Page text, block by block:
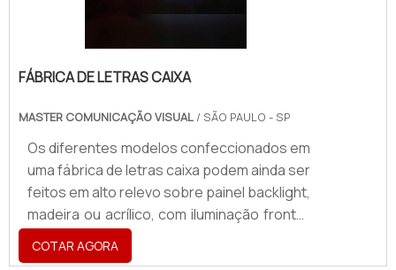
estabelecimentos de alta circula.
FÁBRICA DE LETRAS CAIXA
MASTER COMUNICAÇÃO VISUAL / SÃO PAULO - SP
Os diferentes modelos confeccionados em
uma fábrica de letras caixa podem ainda ser
feitos em alto relevo sobre painel backlight,
madeira ou acrílico, com iluminação frontal,
neon direto, indireto ou LED. Materiais que
se destacam na confecção Aço inox polido
COTAR AGORA